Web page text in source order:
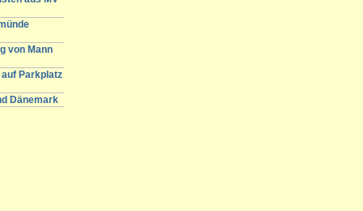
von Mann
Parkplatz
Dänemark